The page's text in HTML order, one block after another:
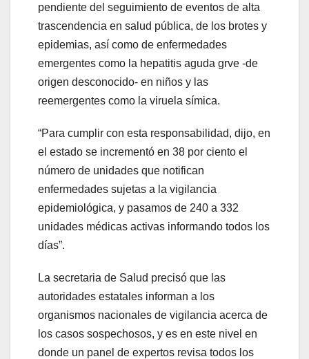
pendiente del seguimiento de eventos de alta
trascendencia en salud pública, de los brotes y
epidemias, así como de enfermedades
emergentes como la hepatitis aguda grve -de
origen desconocido- en niños y las
reemergentes como la viruela símica.
“Para cumplir con esta responsabilidad, dijo, en
el estado se incrementó en 38 por ciento el
número de unidades que notifican
enfermedades sujetas a la vigilancia
epidemiológica, y pasamos de 240 a 332
unidades médicas activas informando todos los
días”.
La secretaria de Salud precisó que las
autoridades estatales informan a los
organismos nacionales de vigilancia acerca de
los casos sospechosos, y es en este nivel en
donde un panel de expertos revisa todos los